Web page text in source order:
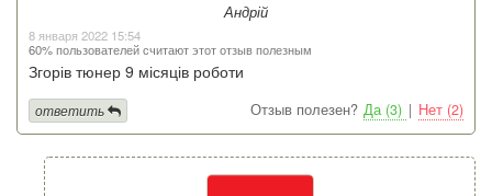
Андрій
8 января 2022 15:54
60% пользователей считают этот отзыв полезным
Згорів тюнер 9 місяців роботи
Отзыв полезен? Да (3) | Нет (2)
ответить